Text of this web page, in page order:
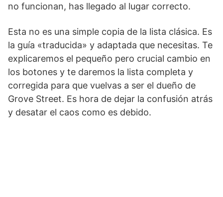
no funcionan, has llegado al lugar correcto.
Esta no es una simple copia de la lista clásica. Es
la guía «traducida» y adaptada que necesitas. Te
explicaremos el pequeño pero crucial cambio en
los botones y te daremos la lista completa y
corregida para que vuelvas a ser el dueño de
Grove Street. Es hora de dejar la confusión atrás
y desatar el caos como es debido.